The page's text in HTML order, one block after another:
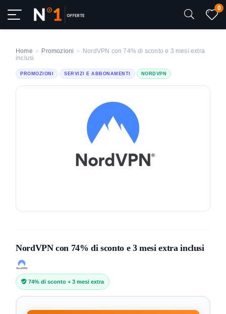
0
Home » Promozioni » NordVPN con 74% di sconto e 3 mesi extra
inclusi
PROMOZIONI SERVIZI E ABBONAMENTI NORDVPN
NordVPN con 74% di sconto e 3 mesi extra inclusi
74% di sconto + 3 mesi extra